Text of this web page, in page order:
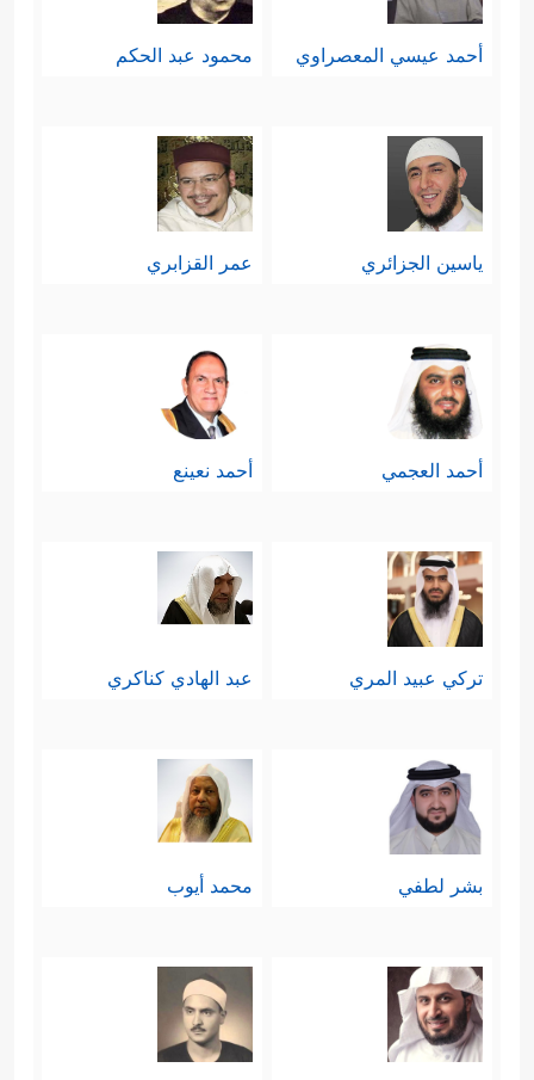
أحمد عيسي المعصراوي محمود عبد الحكم
ياسين الجزائري عمر القزابري
أحمد العجمي أحمد نعينع
تركي عبيد المري عبد الهادي كناكري
بشر لطفي محمد أيوب